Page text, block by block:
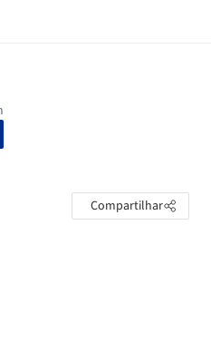
Compartilhar